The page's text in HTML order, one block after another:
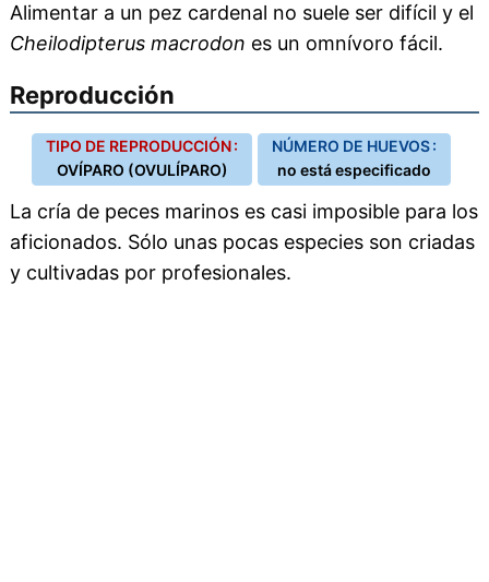
Alimentar a un pez cardenal no suele ser difícil y el
Cheilodipterus macrodon es un omnívoro fácil.
Reproducción
TIPO DE REPRODUCCIÓN :
OVÍPARO (OVULÍPARO)
NÚMERO DE HUEVOS :
no está especificado
La cría de peces marinos es casi imposible para los
aficionados. Sólo unas pocas especies son criadas
y cultivadas por profesionales.